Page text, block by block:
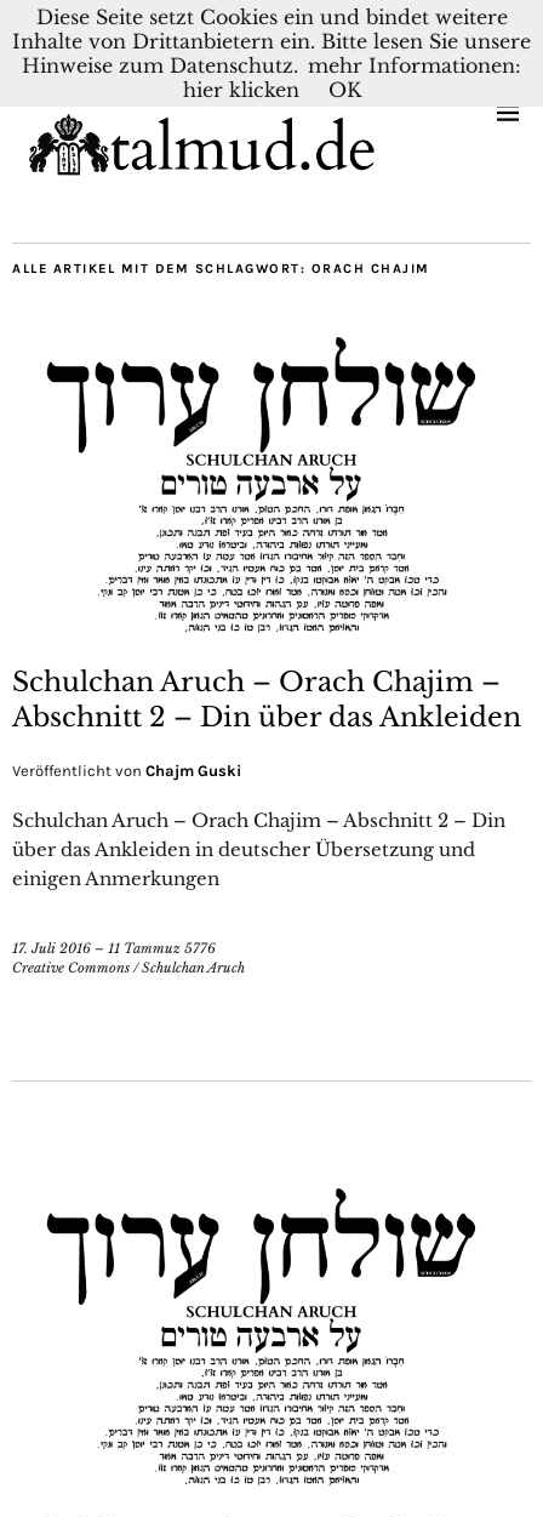
KONTAKT BLOG DEUTSCH NEDERLANDS
ALLE ARTIKEL MIT DEM SCHLAGWORT: ORACH CHAJIM
Schulchan Aruch – Orach Chajim –
Abschnitt 2 – Din über das Ankleiden
Veröffentlicht von Chajm Guski
Schulchan Aruch – Orach Chajim – Abschnitt 2 – Din
über das Ankleiden in deutscher Übersetzung und
einigen Anmerkungen
17. Juli 2016 – 11 Tammuz 5776
Creative Commons /Schulchan Aruch
Diese Seite setzt Cookies ein und bindet weitere
Inhalte von Drittanbietern ein. Bitte lesen Sie unsere
Hinweise zum Datenschutz. mehr Informationen:
hier klicken
OK